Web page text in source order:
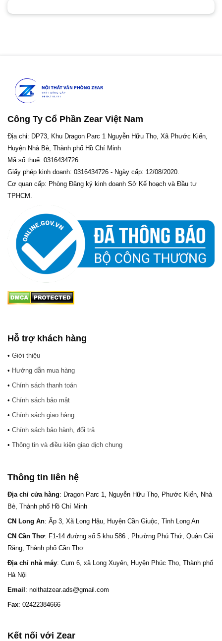
Công Ty Cổ Phần Zear Việt Nam
Địa chỉ: DP73, Khu Dragon Parc 1 Nguyễn Hữu Thọ, Xã Phước Kiển,
Huyện Nhà Bè, Thành phố Hồ Chí Minh
Mã số thuế: 0316434726
Giấy phép kinh doanh: 0316434726 - Ngày cấp: 12/08/2020.
Cơ quan cấp: Phòng Đăng ký kinh doanh Sở Kế hoạch và Đầu tư
TPHCM.
Hỗ trợ khách hàng
• Giới thiệu
• Hướng dẫn mua hàng
• Chính sách thanh toán
• Chính sách bảo mật
• Chính sách giao hàng
• Chính sách bảo hành, đổi trả
• Thông tin và điều kiện giao dịch chung
Thông tin liên hệ
Địa chỉ cửa hàng: Dragon Parc 1, Nguyễn Hữu Thọ, Phước Kiển, Nhà
Bè, Thành phố Hồ Chí Minh
CN Long An: Ấp 3, Xã Long Hậu, Huyện Cần Giuộc, Tỉnh Long An
CN Cần Thơ: F1-14 đường số 5 khu 586 , Phường Phú Thứ, Quận Cái
Răng, Thành phố Cần Thơ
Địa chỉ nhà máy: Cụm 6, xã Long Xuyên, Huyện Phúc Thọ, Thành phố
Hà Nội
Email : noithatzear.ads@gmail.com
Fax: 02422384666
Kết nối với Zear